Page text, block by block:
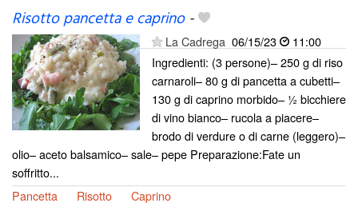
Risotto pancetta e caprino-
La Cadrega 06/15/23
11:00
Ingredienti: (3 persone)– 250 g di riso
carnaroli– 80 g di pancetta a cubetti–
130 g di caprino morbido– ½ bicchiere
di vino bianco– rucola a piacere–
brodo di verdure o di carne (leggero)–
olio– aceto balsamico– sale– pepe Preparazione:Fate un
soffritto...
Pancetta
Risotto Caprino